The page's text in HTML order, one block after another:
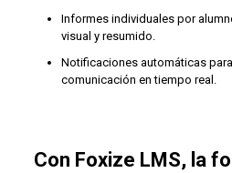
Informes individuales por
visual y resumido.
Notificaciones automáticas
comunicación en tiempo real.
Con Foxize LMS, la